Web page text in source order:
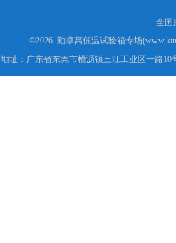
全国
©2026 勤卓高低温试验箱专场
地址：广东省东莞市横沥镇三江工业区一路10